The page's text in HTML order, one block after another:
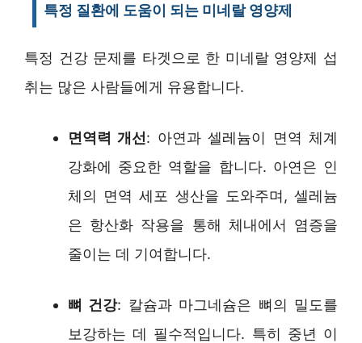
특정 질환에 도움이 되는 미네랄 영양제
특정 건강 문제를 타겟으로 한 미네랄 영양제 섭
취는 많은 사람들에게 유용합니다.
면역력 개선: 아연과 셀레늄이 면역 체계
강화에 중요한 역할을 합니다. 아연은 인
체의 면역 세포 생산을 도와주며, 셀레늄
은 항산화 작용을 통해 체내에서 염증을
줄이는 데 기여합니다.
뼈 건강: 칼슘과 마그네슘은 뼈의 밀도를
보강하는 데 필수적입니다. 특히 중년 이